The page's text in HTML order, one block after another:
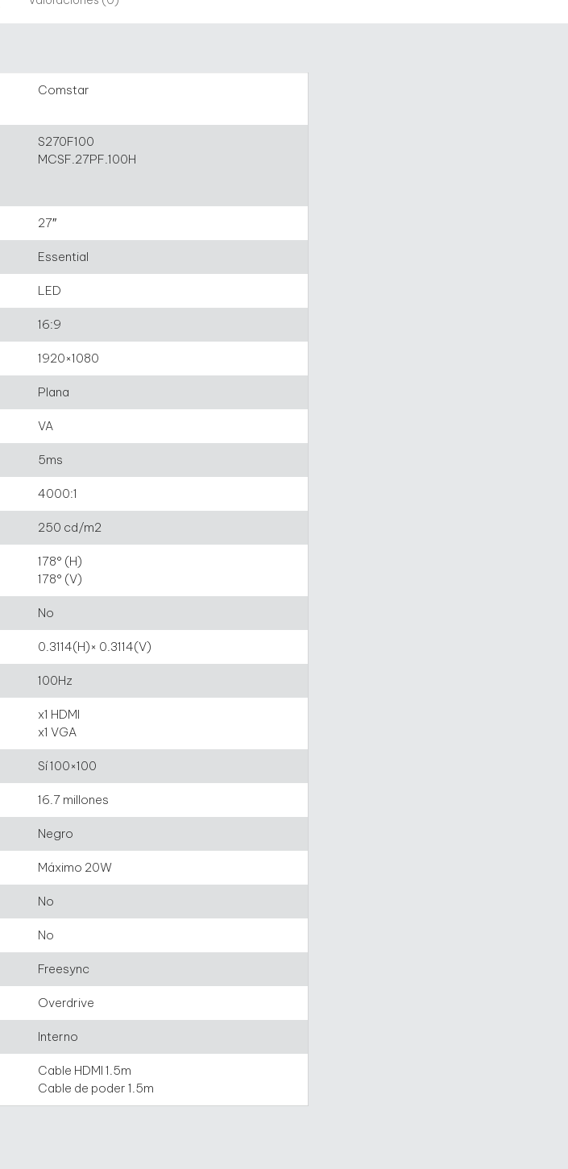
Comstar
S270F100
MCSF.27PF.100H
27″
Essential
LED
16:9
1920×1080
Plana
VA
5ms
4000:1
250 cd/m2
178° (H)
178° (V)
No
0.3114(H)× 0.3114(V)
100Hz
x1 HDMI
x1 VGA
Sí 100×100
16.7 millones
Negro
Máximo 20W
No
No
Freesync
Overdrive
Interno
Cable HDMI 1.5m
Cable de poder 1.5m